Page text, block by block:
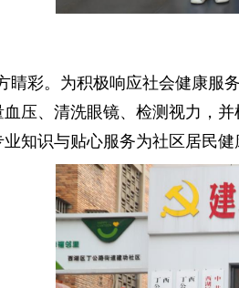
睛彩。为积极响应社会健康服
压、清洗眼镜、检测视力，
知识与贴心服务为社区居民健